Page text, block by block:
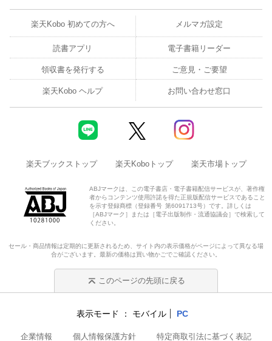
楽天Kobo 初めての方へ メルマガ設定
読書アプリ 電子書籍リーダー
領収書を発行する ご意見・ご要望
楽天Kobo ヘルプ お問い合わせ窓口
楽天ブックストップ 楽天Koboトップ 楽天市場トップ
ABJマークは、この電子書店・電子書籍配信サービスが、著作権
者からコンテンツ使用許諾を得た正規版配信サービスであること
を示す登録商標（登録番号 第6091713号）です。詳しくは
［ABJマーク］または［電子出版制作・流通協議会］で検索して
ください。
セール・商品情報は定期的に更新されるため、サイト内の表示価格がページによって異なる場
合がございます。最新の価格は買い物かごでご確認ください。
このページの先頭に戻る
表示モード モバイル PC
企業情報 個人情報保護方針 特定商取引法に基づく表記